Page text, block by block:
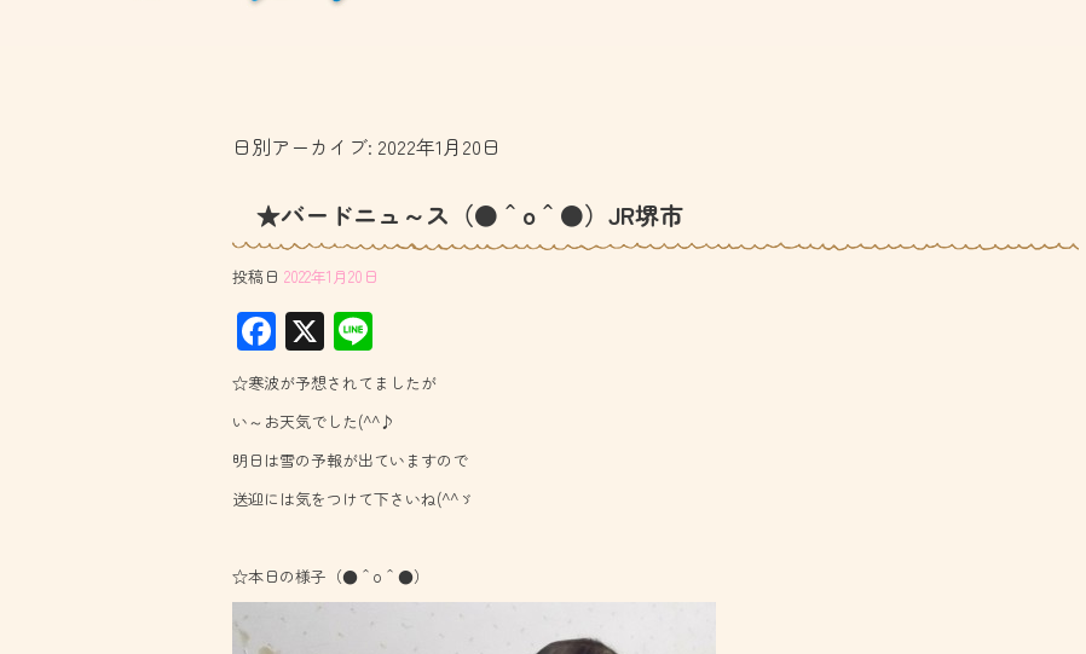
日別アーカイブ: 2022年1月20日
★バードニュ～ス（●＾o＾●）JR堺市
投稿日 2022年1月20日
F
ac
e
b
o
ok
X
ne
☆寒波が予想されてましたが
い～お天気でした(^^♪
明日は雪の予報が出ていますので
送迎には気をつけて下さいね(^^ゞ
☆本日の様子（●＾o＾●）